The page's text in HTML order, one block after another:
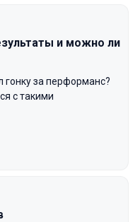
и можно ли
гонку за перформанс?
с такими